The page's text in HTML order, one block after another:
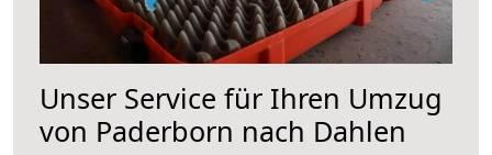
Unser Service für Ihren Umzug
von Paderborn nach Dahlen